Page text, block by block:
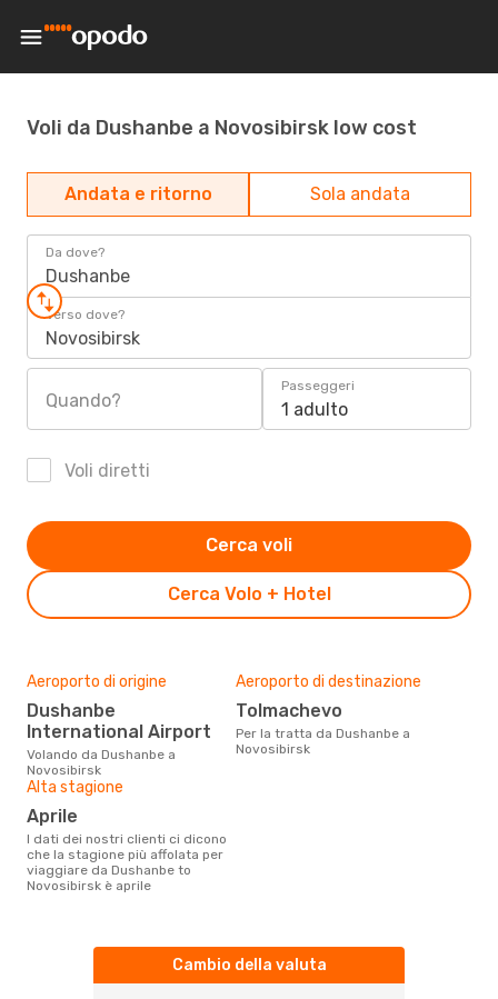
Voli da Dushanbe a Novosibirsk low cost
Andata e ritorno Sola andata
Da dove?
Dushanbe
Verso dove?
Novosibirsk
Quando?
Passeggeri
1 adulto
Voli diretti
Cerca Volo + Hotel
Cerca voli
Aeroporto di origine
Dushanbe
International Airport
Volando da Dushanbe a
Novosibirsk
Aeroporto di destinazione
Tolmachevo
Per la tratta da Dushanbe a
Novosibirsk
Alta stagione
aprile
I dati dei nostri clienti ci dicono
che la stagione più affolata per
viaggiare da Dushanbe to
Novosibirsk è aprile
Cambio della valuta